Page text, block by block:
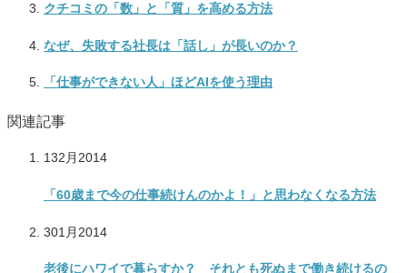
クチコミの「数」と「質」を高める方法
なぜ、失敗する社長は「話し」が長いのか？
「仕事ができない人」ほどAIを使う理由
関連記事
132月2014
「60歳まで今の仕事続けんのかよ！」と思わなくなる方法
301月 2014
老後にハワイで暮らすか？ それとも死ぬまで働き続けるの